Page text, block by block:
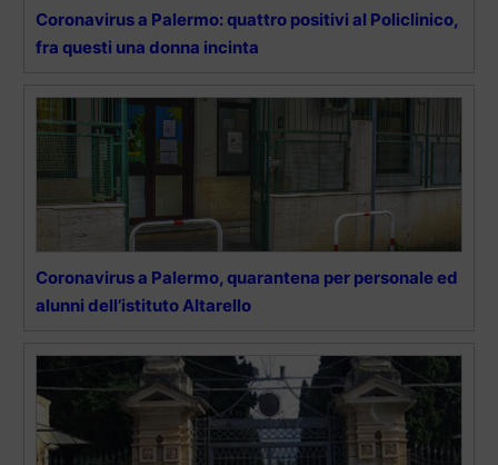
Coronavirus a Palermo: quattro positivi al Policlinico,
fra questi una donna incinta
Coronavirus a Palermo, quarantena per personale ed
alunni dell’istituto Altarello